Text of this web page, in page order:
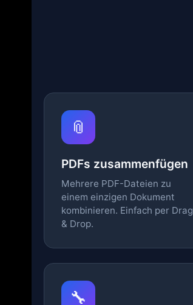
📎
PDFs zusammenfügen
Mehrere PDF-Dateien zu
einem einzigen Dokument
kombinieren. Einfach per Drag
& Drop.
🔧